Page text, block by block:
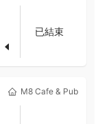
已結束
M8 Cafe & Pub